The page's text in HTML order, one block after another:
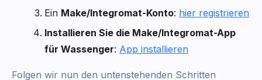
Ein Make/Integromat-Konto: hier registrieren
Installieren Sie die Make/Integromat-App
für Wassenger: App installieren
Folgen wir nun den untenstehenden Schritten